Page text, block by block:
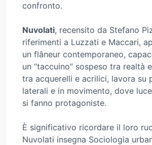
confronto.
Nuvolati, recensito da Stefano
riferimenti a Luzzati e Maccari,
un flâneur contemporaneo,
un “taccuino” sospeso tra realtà
tra acquerelli e acrilici, lavora su
laterali e in movimento, dove
si fanno protagoniste.
È significativo ricordare il loro
Nuvolati insegna Sociologia